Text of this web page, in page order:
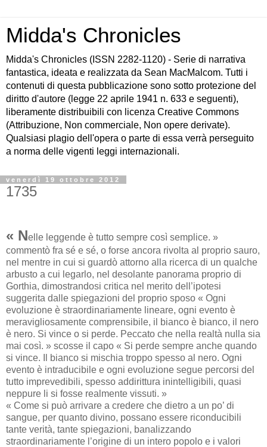
Midda's Chronicles
Midda's Chronicles (ISSN 2282-1120) - Serie di narrativa
fantastica, ideata e realizzata da Sean MacMalcom. Tutti i
contenuti di questa pubblicazione sono sotto protezione del
diritto d'autore (legge 22 aprile 1941 n. 633 e seguenti),
liberamente distribuibili con licenza Creative Commons
(Attribuzione, Non commerciale, Non opere derivate).
Qualsiasi plagio dell'opera o parte di essa verrà perseguito
a norma delle vigenti leggi internazionali.
venerdì 19 ottobre 2012
1735
« Nelle leggende è tutto sempre così semplice. »
commentò fra sé e sé, o forse ancora rivolta al proprio sauro,
nel mentre in cui si guardò attorno alla ricerca di un qualche
arbusto a cui legarlo, nel desolante panorama proprio di
Gorthia, dimostrandosi critica nel merito dell’ipotesi
suggerita dalle spiegazioni del proprio sposo « Ogni
evoluzione è straordinariamente lineare, ogni evento è
meravigliosamente comprensibile, il bianco è bianco, il nero
è nero. Si vince o si perde. Peccato che nella realtà nulla sia
mai così. » scosse il capo « Si perde sempre anche quando
si vince. Il bianco si mischia troppo spesso al nero. Ogni
evento è intraducibile e ogni evoluzione segue percorsi del
tutto imprevedibili, spesso addirittura inintelligibili, quasi
neppure li si fosse realmente vissuti. »
« Come si può arrivare a credere che dietro a un po’ di
sangue, per quanto divino, possano essere riconducibili
tante verità, tante spiegazioni, banalizzando
straordinariamente l’origine di un intero popolo e i valori